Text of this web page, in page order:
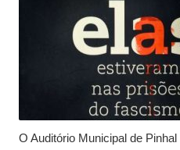
O Auditório Municipal de